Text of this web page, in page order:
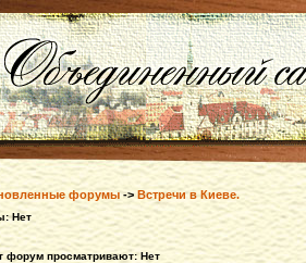
форумы-> Встречи в Киеве.
Нет
форум просматривают: Нет